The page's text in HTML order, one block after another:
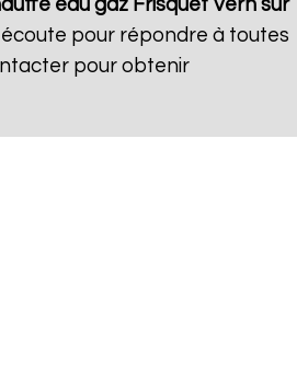
eau gaz Frisquet Vern sur
écoute pour répondre à toutes
pour obtenir